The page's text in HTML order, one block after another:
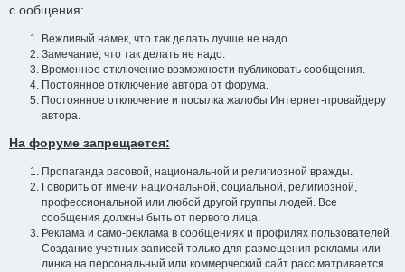
с ообщения:
Вежливый намек, что так делать лучше не надо.
Замечание, что так делать не надо.
Временное отключение возможности публиковать сообщения.
Постоянное отключение автора от форума.
Постоянное отключение и посылка жалобы Интернет-провайдеру
автора.
На форуме запрещается:
Пропаганда расовой, национальной и религиозной вражды.
Говорить от имени национальной, социальной, религиозной,
профессиональной или любой другой группы людей. Все
сообщения должны быть от первого лица.
Реклама и само-реклама в сообщениях и профилях пользователей.
Создание учетных записей только для размещения рекламы или
линка на персональный или коммерческий сайт расс матривается